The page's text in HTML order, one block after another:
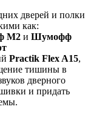
дверей и полки
как:
М2 и Шумофф
Practik Flex A15,
тишины в
дверного
и придать